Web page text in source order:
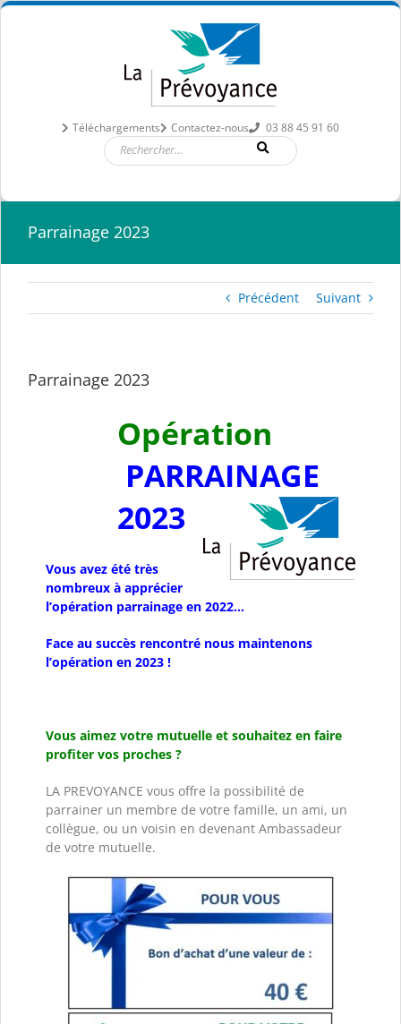
Passer
Téléchargements Contactez-nous 03 88 45 91 60
Parrainage 2023
Précédent Suivant
Parrainage 2023
Opération
PARRAINAGE
2023
Vous avez été très
nombreux à apprécier
l’opération parrainage en 2022…
Face au succès rencontré nous maintenons
l’opération en 2023 !
Vous aimez votre mutuelle et souhaitez en faire
profiter vos proches ?
LA PREVOYANCE vous offre la possibilité de
parrainer un membre de votre famille, un ami, un
collègue, ou un voisin en devenant Ambassadeur
de votre mutuelle.